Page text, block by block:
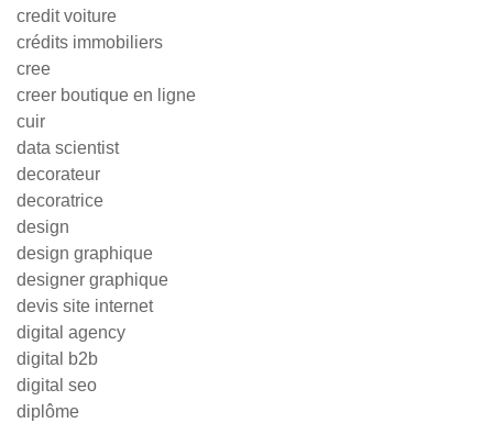
credit voiture
crédits immobiliers
cree
creer boutique en ligne
cuir
data scientist
decorateur
decoratrice
design
design graphique
designer graphique
devis site internet
digital agency
digital b2b
digital seo
diplôme